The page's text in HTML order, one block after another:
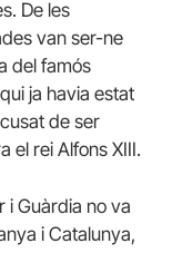
De les
van ser-ne
del famós
ja havia estat
de ser
el rei Alfons XIII.
i Guàrdia no va
i Catalunya,